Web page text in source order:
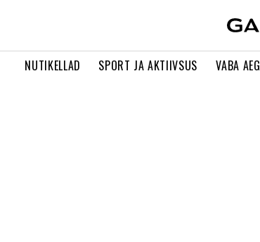
NUTIKELLAD SPORT JA AKTIIVSUS VABA AEG